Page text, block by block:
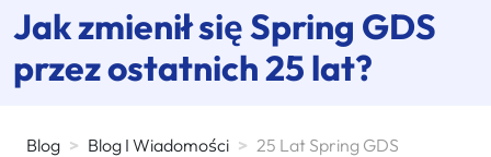
Jak zmienił sięSpring GDS
przez ostatnich 25 lat?
Blog > Blog I Wiadomości > 25 Lat Spring GDS